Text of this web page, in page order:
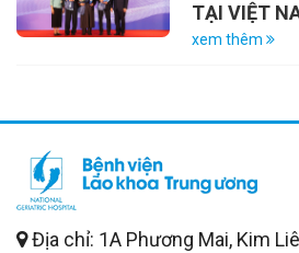
TẠI VIỆT
xem thêm
Địa chỉ: 1A Phương Mai, Kim